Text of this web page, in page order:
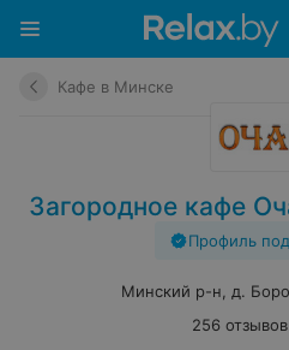
Кафе в Минске
Загородное кафе
Профиль
Минский р-н, д.
256 отзывов